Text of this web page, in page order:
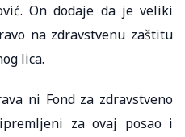
On dodaje da je veliki
na zdravstvenu zaštitu
lica.
ni Fond za zdravstveno
za ovaj posao i